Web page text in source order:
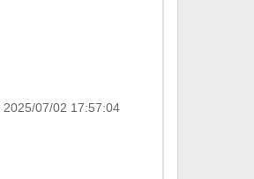
07/02 17:57:04